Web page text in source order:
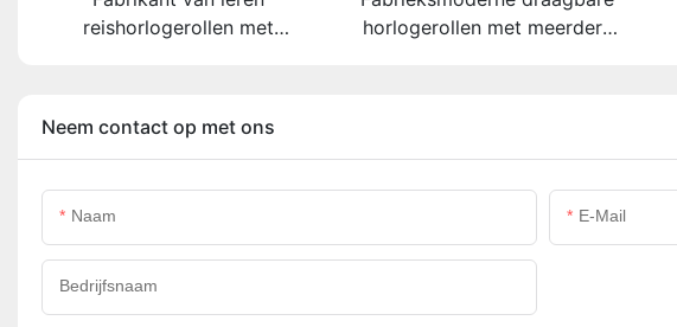
reishorlogerollen met
horlogerollen met meerdere
Neem contact op met ons
Naam E-Mail
Bedrijfsnaam